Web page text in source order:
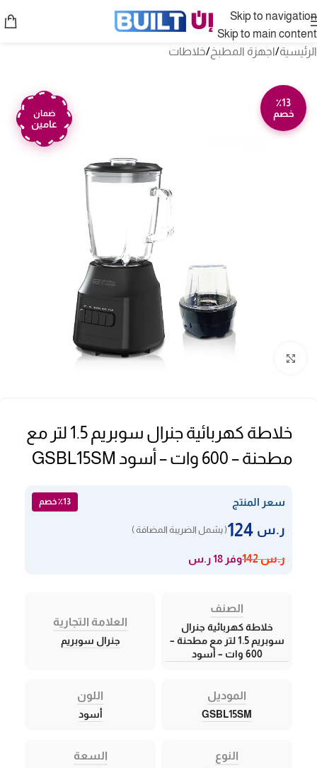
Skip to navigation
Skip to main content
الرئيسية/اجهزة المطبخ/خلاطات
٪13
خصم
ضمان
عامين
خلاطة كهربائية جنرال سوبريم 1.5 لتر مع
مطحنة – 600 وات – أسود GSBL15SM
سعر المنتج ٪13 خصم
ر.س ( يشمل الضريبة المضافة )
ر.س142 وفر 18 ر.س
الصنف
خلاطة كهربائية جنرال
سوبريم 1.5 لتر مع مطحنة –
600 وات – أسود
العلامة التجارية
جنرال سوبريم
الموديل
GSBL15SM
اللون
أسود
النوع السعة